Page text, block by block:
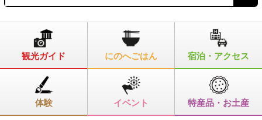
観光ガイド にのへごはん 宿泊・アクセス
体験 イベント 特産品・お土産